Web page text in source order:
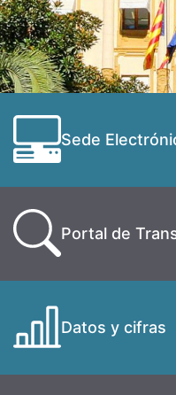
Sede
Portal de
Datos y cifras